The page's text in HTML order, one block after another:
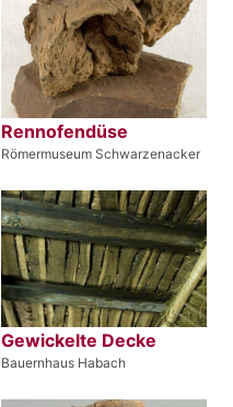
Rennofendüse
Römermuseum Schwarzenacker
Gewickelte Decke
Bauernhaus Habach